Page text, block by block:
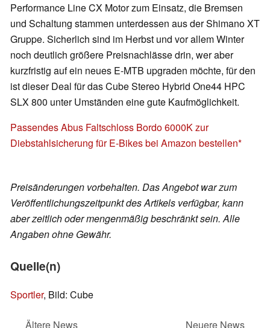
Performance Line CX Motor zum Einsatz, die Bremsen
und Schaltung stammen unterdessen aus der Shimano XT
Gruppe. Sicherlich sind im Herbst und vor allem Winter
noch deutlich größere Preisnachlässe drin, wer aber
kurzfristig auf ein neues E-MTB upgraden möchte, für den
ist dieser Deal für das Cube Stereo Hybrid One44 HPC
SLX 800 unter Umständen eine gute Kaufmöglichkeit.
Passendes Abus Faltschloss Bordo 6000K zur
Diebstahlsicherung für E-Bikes bei Amazon bestellen
Preisänderungen vorbehalten. Das Angebot war zum
Veröffentlichungszeitpunkt des Artikels verfügbar, kann
aber zeitlich oder mengenmäßig beschränkt sein. Alle
Angaben ohne Gewähr.
Quelle(n)
Sportler, Bild: Cube
Ältere News Neuere News